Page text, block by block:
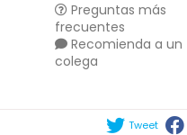
Preguntas más
frecuentes
Recomienda a un
colega
Tweet